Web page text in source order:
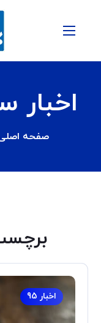
صفحه
اخبار 95